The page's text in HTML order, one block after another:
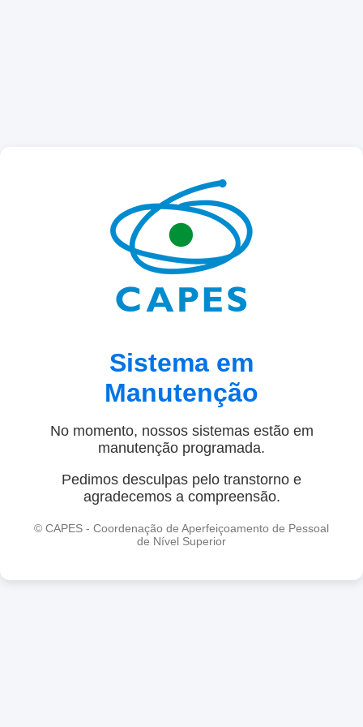
Sistema em
Manutenção
No momento, nossos sistemas estão em
manutenção programada.
Pedimos desculpas pelo transtorno e
agradecemos a compreensão.
© CAPES - Coordenação de Aperfeiçoamento de Pessoal
de Nível Superior